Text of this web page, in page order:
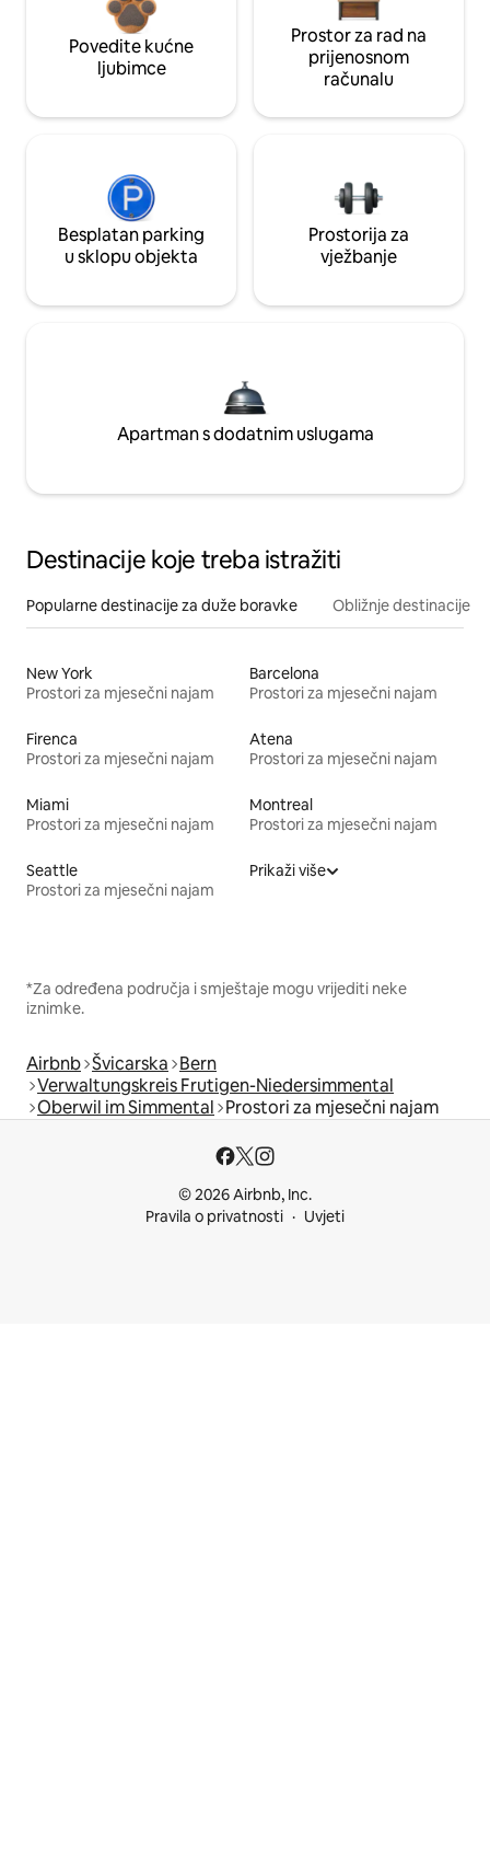
Povedite kućne
ljubimce
Prostor za rad na
prijenosnom
računalu
Besplatan parking
u sklopu objekta
Prostorija za
vježbanje
Apartman s dodatnim uslugama
Destinacije koje treba istražiti
Popularne destinacije za duže boravke Obližnje destinacije
New York
Prostori za mjesečni najam
Barcelona
Prostori za mjesečni najam
Firenca
Prostori za mjesečni najam
Atena
Prostori za mjesečni najam
Miami
Prostori za mjesečni najam
Montreal
Prostori za mjesečni najam
Seattle
Prostori za mjesečni najam
Prikaži više
*Za određena područja i smještaje mogu vrijediti neke
iznimke.
Airbnb Švicarska Bern
Verwaltungskreis Frutigen-Niedersimmental
Oberwil im Simmental Prostori za mjesečni najam
© 2026 Airbnb, Inc.
Pravila o privatnosti
Uvjeti